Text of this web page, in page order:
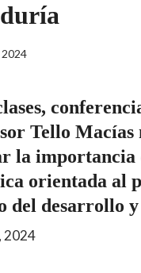
Tello Macías
la importancia
orientada al
del desarrollo y
2024